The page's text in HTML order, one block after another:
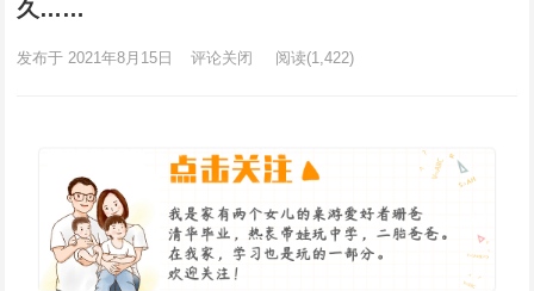
久……
发布于 2021年8月15日 评论关闭 阅读(1,422)